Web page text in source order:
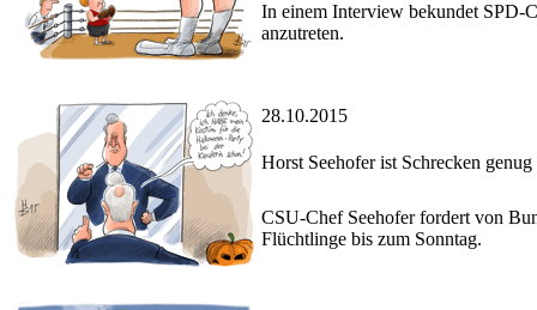
In einem Interview bekundet SPD-
anzutreten.
28.10.2015
Horst Seehofer ist Schrecken genug
CSU-Chef Seehofer fordert von
Flüchtlinge bis zum Sonntag.